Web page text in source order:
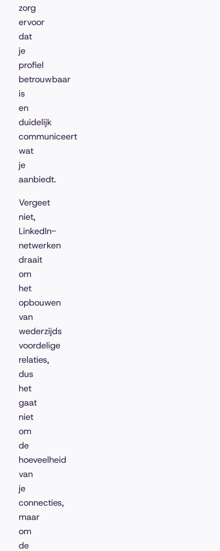
zorg
ervoor
dat
je
profiel
betrouwbaar
is
en
duidelijk
communiceert
wat
je
aanbiedt.
Vergeet
niet,
LinkedIn-
netwerken
draait
om
het
opbouwen
van
wederzijds
voordelige
relaties,
dus
het
gaat
niet
om
de
hoeveelheid
van
je
connecties,
maar
om
de